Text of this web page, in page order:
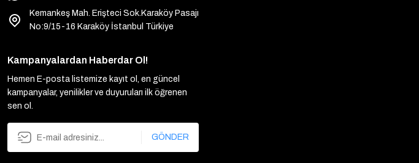
Kemankeş Mah. Erişteci Sok.Karaköy Pasajı
No:9/15-16 Karaköy İstanbul Türkiye
Kampanyalardan Haberdar Ol!
Hemen E-posta listemize kayıt ol, en güncel
kampanyalar, yenilikler ve duyuruları ilk öğrenen
sen ol.
GÖNDER